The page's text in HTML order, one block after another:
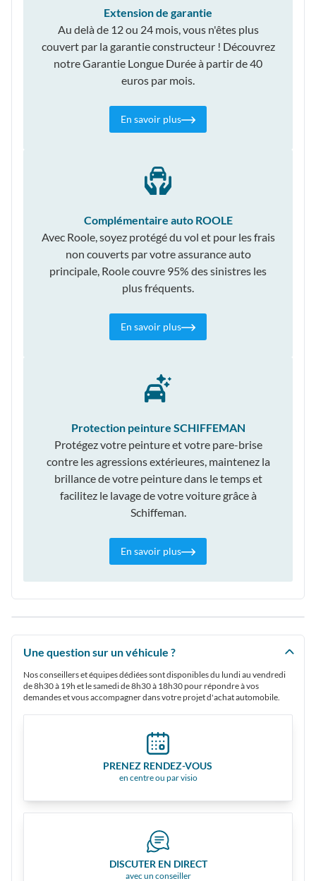
Extension de garantie
Au delà de 12 ou 24 mois, vous n'êtes plus
couvert par la garantie constructeur ! Découvrez
notre Garantie Longue Durée à partir de 40
euros par mois.
En savoir plus
Complémentaire auto ROOLE
Avec Roole, soyez protégé du vol et pour les frais
non couverts par votre assurance auto
principale, Roole couvre 95% des sinistres les
plus fréquents.
En savoir plus
Protection peinture SCHIFFEMAN
Protégez votre peinture et votre pare-brise
contre les agressions extérieures, maintenez la
brillance de votre peinture dans le temps et
facilitez le lavage de votre voiture grâce à
Schiffeman.
En savoir plus
Une question sur un véhicule ?
Nos conseillers et équipes dédiées sont disponibles du lundi au vendredi
de 8h30 à 19h et le samedi de 8h30 à 18h30 pour répondre à vos
demandes et vous accompagner dans votre projet d'achat automobile.
PRENEZ RENDEZ-VOUS
en centre ou par visio
DISCUTER EN DIRECT
avec un conseiller